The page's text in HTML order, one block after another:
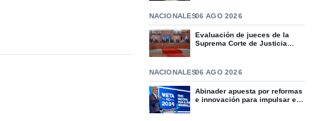
NACIONALES06 AGO 2026
Evaluación de jueces de la
Suprema Corte de Justicia
NACIONALES06 AGO 2026
Abinader apuesta por reformas
e innovación para impulsar el